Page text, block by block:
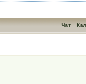
Чат